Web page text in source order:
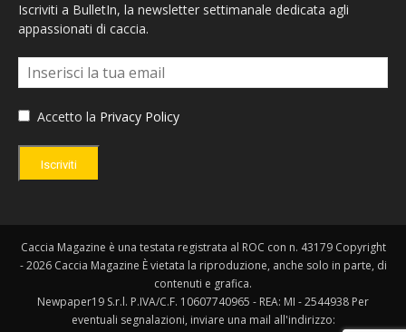
Iscriviti a BulletIn, la newsletter settimanale dedicata agli
appassionati di caccia.
Accetto la Privacy Policy
Iscriviti
Caccia Magazine è una testata registrata al ROC con n. 43179 Copyright
- 2026 Caccia Magazine È vietata la riproduzione, anche solo in parte, di
contenuti e grafica.
Newpaper19 S.r.l. P.IVA/C.F. 10607740965 - REA: MI - 2544938 Per
eventuali segnalazioni, inviare una mail all'indirizzo: